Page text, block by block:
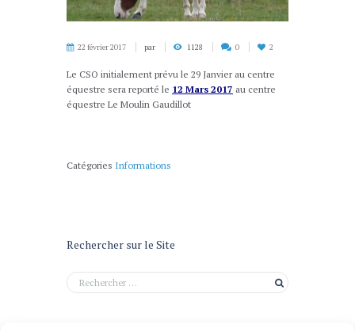
22 février 2017 par 1128 0 2
Le CSO initialement prévu le 29 Janvier au centre
équestre sera reporté le 12 Mars 2017 au centre
équestre Le Moulin Gaudillot
Catégories Informations
Rechercher sur le Site